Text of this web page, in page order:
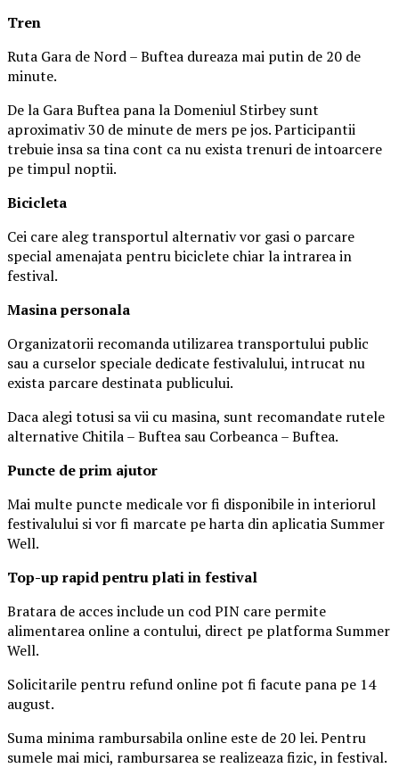
Tren
Ruta Gara de Nord – Buftea dureaza mai putin de 20 de
minute.
De la Gara Buftea pana la Domeniul Stirbey sunt
aproximativ 30 de minute de mers pe jos. Participantii
trebuie insa sa tina cont ca nu exista trenuri de intoarcere
pe timpul noptii.
Bicicleta
Cei care aleg transportul alternativ vor gasi o parcare
special amenajata pentru biciclete chiar la intrarea in
festival.
Masinapersonala
Organizatorii recomanda utilizarea transportului public
sau a curselor speciale dedicate festivalului, intrucat nu
exista parcare destinata publicului.
Daca alegi totusi sa vii cu masina, sunt recomandate rutele
alternative Chitila – Buftea sau Corbeanca – Buftea.
Puncte de prim ajutor
Mai multe puncte medicale vor fi disponibile in interiorul
festivalului si vor fi marcate pe harta din aplicatia Summer
Well.
Top-up rapid pentru plati in festival
Bratara de acces include un cod PIN care permite
alimentarea online a contului, direct pe platforma Summer
Well.
Solicitarile pentru refund online pot fi facute pana pe 14
august.
Suma minima rambursabila online este de 20 lei. Pentru
sumele mai mici, rambursarea se realizeaza fizic, in festival.